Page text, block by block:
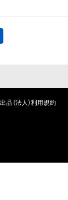
品（法人）利用規約